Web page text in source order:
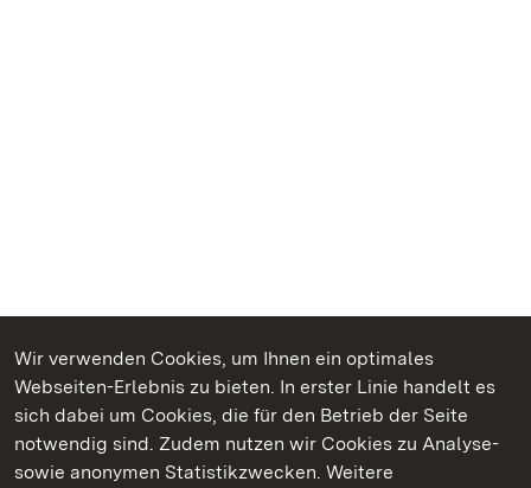
Wir verwenden Cookies, um Ihnen ein optimales
Webseiten-Erlebnis zu bieten. In erster Linie handelt es
sich dabei um Cookies, die für den Betrieb der Seite
notwendig sind. Zudem nutzen wir Cookies zu Analyse-
sowie anonymen Statistikzwecken. Weitere
Kommen. Staunen. Genießen.